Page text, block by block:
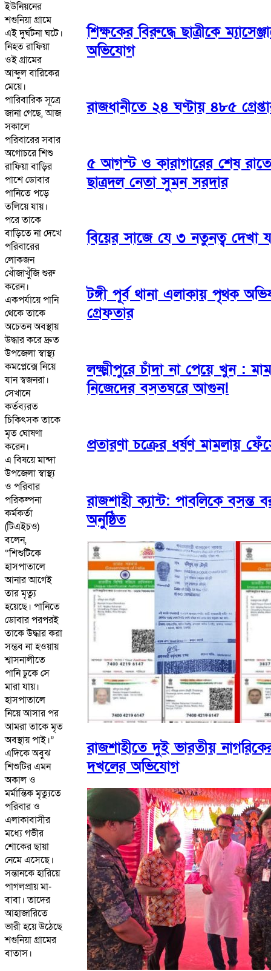
ইউনিয়নের
শগুনিয়া গ্রামে
এই দুর্ঘটনা ঘটে।
নিহত রাফিয়া
ওই গ্রামের
আব্দুল বারিকের
মেয়ে।
পারিবারিক সূত্রে
জানা গেছে, আজ
সকালে
পরিবারের সবার
অগোচরে শিশু
রাফিয়া বাড়ির
পাশে ডোবার
পানিতে পড়ে
তলিয়ে যায়।
পরে তাকে
বাড়িতে না দেখে
পরিবারের
লোকজন
খোঁজাখুঁজি শুরু
করেন।
একপর্যায়ে পানি
থেকে তাকে
অচেতন অবস্থায়
উদ্ধার করে দ্রুত
উপজেলা স্বাস্থ্য
কমপ্লেক্সে নিয়ে
যান স্বজনরা।
সেখানে
কর্তব্যরত
চিকিৎসক তাকে
মৃত ঘোষণা
করেন।
এ বিষয়ে মান্দা
উপজেলা স্বাস্থ্য
ও পরিবার
পরিকল্পনা
কর্মকর্তা
(টিএইচও)
বলেন,
“শিশুটিকে
হাসপাতালে
আনার আগেই
তার মৃত্যু
হয়েছে। পানিতে
ডোবার পরপরই
তাকে উদ্ধার করা
সম্ভব না হওয়ায়
শ্বাসনালীতে
পানি ঢুকে সে
মারা যায়।
হাসপাতালে
নিয়ে আসার পর
আমরা তাকে মৃত
অবস্থায় পাই।”
এদিকে অবুঝ
শিশুটির এমন
অকাল ও
মর্মান্তিক মৃত্যুতে
পরিবার ও
এলাকাবাসীর
মধ্যে গভীর
শোকের ছায়া
নেমে এসেছে।
সন্তানকে হারিয়ে
পাগলপ্রায় মা-
বাবা। তাদের
আহাজারিতে
ভারী হয়ে উঠেছে
শগুনিয়া গ্রামের
বাতাস।
শিক্ষকের বিরুদ্ধে ছাত্রীকে
অভিযোগ
রাজধানীতে ২৪ ঘণ্টায় ৪৮৫
৫ আগস্ট ও কারাগারের শেষ
ছাত্রদল নেতা সুমন সরদার
বিয়ের সাজে যে ৩ নতুনত্ব দেখা
টঙ্গী পূর্ব থানা এলাকায় পৃথক
গ্রেফতার
লক্ষ্মীপুরে চাঁদা না পেয়ে খুন :
নিজেদের বসতঘরে আগুন!
প্রতারণা চক্রের ধর্ষণ মামলায়
রাজশাহী ক্যান্ট: পাবলিকে
অনুষ্ঠিত
রাজশাহীতে দুই ভারতীয়
দখলের অভিযোগ